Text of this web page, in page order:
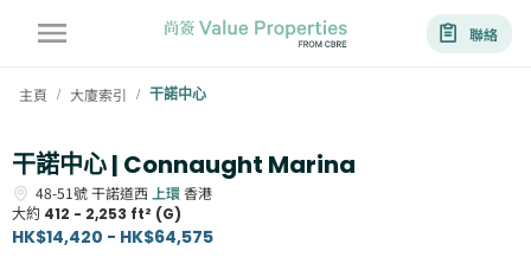
聯絡
主頁 / 大廈索引 / 干諾中心
干諾中心 | Connaught Marina
48-51號干諾道西 上環香港
大約 412 - 2,253 ft² (G)
HK$14,420 - HK$64,575